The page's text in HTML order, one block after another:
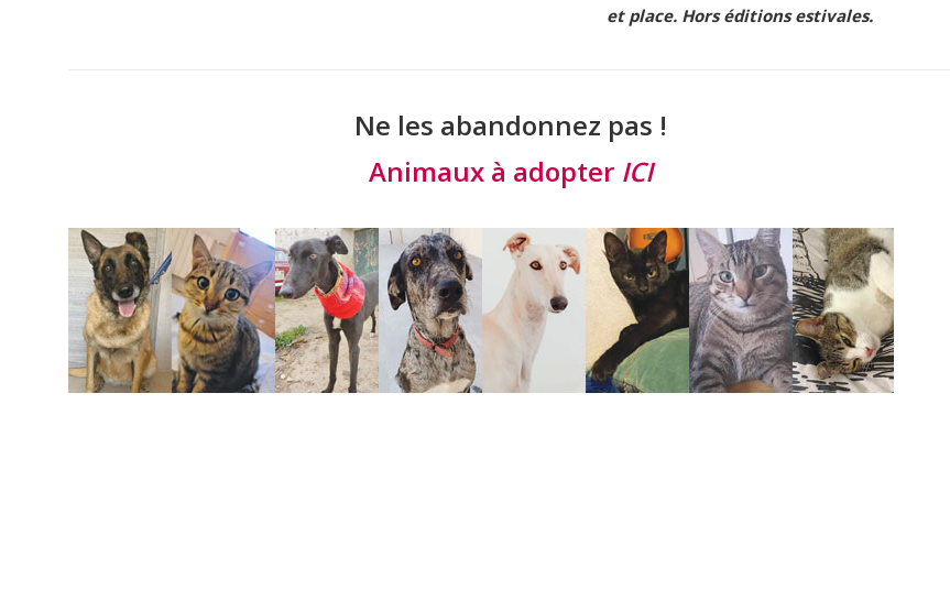
et place. Hors éditions estivales.
Ne les abandonnez pas !
Animaux à adopter ICI